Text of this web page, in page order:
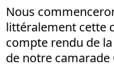
Nous
littéralement cette
compte rendu de la
de notre camarade